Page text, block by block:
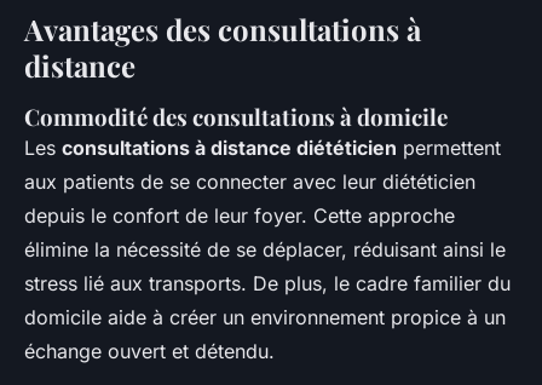
Avantages des consultations à
distance
Commodité des consultations à domicile
Les consultations à distance diététicien permettent
aux patients de se connecter avec leur diététicien
depuis le confort de leur foyer. Cette approche
élimine la nécessité de se déplacer, réduisant ainsi le
stress lié aux transports. De plus, le cadre familier du
domicile aide à créer un environnement propice à un
échange ouvert et détendu.